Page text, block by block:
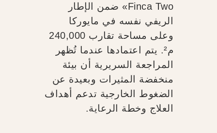
Finca Two» ضمن الإطار
الريفي نفسه في مايوركا
وعلى مساحة تقارب 240,000
م². يتم اعتمادها عندما تُظهر
المراجعة السريرية أن بيئة
منخفضة المثيرات وبعيدة عن
الضغوط الخارجية تدعم أهداف
العلاج وخطة الرعاية.